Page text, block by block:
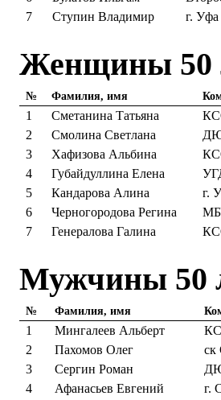
7
Ступин Владимир г. Уфа
Женщины 50
№ Фамилия, имя
1 Сметанина Татьяна
2
Смолина Светлана
3
Хафизова Альбина
4
Губайдуллина Елена
5
Кандарова Алина
г.
6
Черногородова Регина
7
Генералова Галина
Мужчины 50
№ Фамилия, имя
1 Мингалеев Альберт
2
Пахомов Олег
ск
3
Сергин Роман
4
Афанасьев Евгений
г.